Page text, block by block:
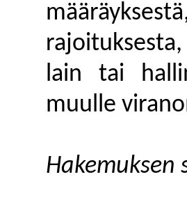
lain tai
muulle
Hakemuksen